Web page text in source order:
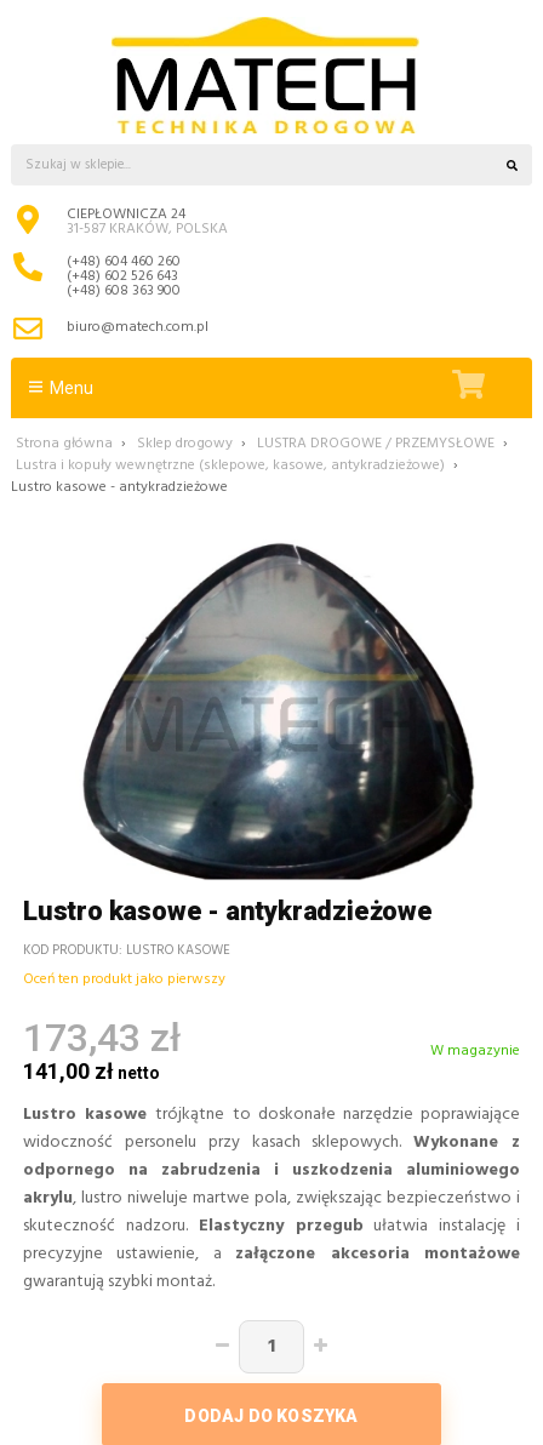
CIEPŁOWNICZA 24
31-587 KRAKÓW, POLSKA
(+48) 604 460 260
(+48) 602 526 643
(+48) 608 363 900
biuro@matech.com.pl
Menu
Strona główna › Sklep drogowy › LUSTRA DROGOWE / PRZEMYSŁOWE ›
Lustra i kopuły wewnętrzne (sklepowe, kasowe, antykradzieżowe) ›
Lustro kasowe - antykradzieżowe
Lustro kasowe - antykradzieżowe
KOD PRODUKTU LUSTRO KASOWE
Oceń ten produkt jako pierwszy
173,43 zł
141,00 zł
W magazynie
Lustro kasowetrójkątne to doskonałe narzędzie poprawiające
widoczność personelu przy kasach sklepowych.Wykonane z
odpornego na zabrudzenia i uszkodzenia aluminiowego
akrylu, lustro niweluje martwe pola, zwiększając bezpieczeństwo i
skuteczność nadzoru. Elastyczny przegub ułatwia instalację i
precyzyjne ustawienie, a załączone akcesoria montażowe
gwarantują szybki montaż.
DODAJ DO KOSZYKA